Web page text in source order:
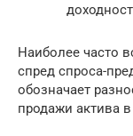
Наиболее часто
спред спроса-
обозначает
продажи актива